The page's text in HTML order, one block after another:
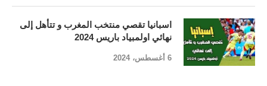
اسبانيا تقصي منتخب المغرب و تتأهل إلى
نهائي اولمبياد باريس 2024
6 أغسطس، 2024